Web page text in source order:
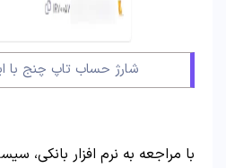
شارژ حساب تاپ چنج با
با مراجعه به نرم افزار بانکی،